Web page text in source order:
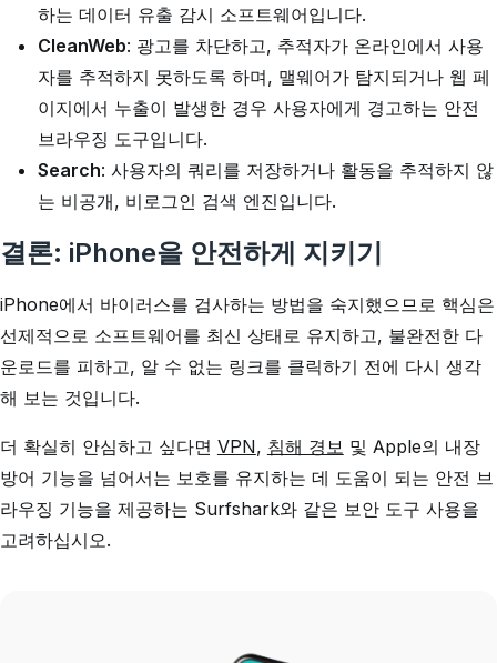
하는 데이터 유출 감시 소프트웨어입니다.
CleanWeb: 광고를 차단하고, 추적자가 온라인에서 사용
자를 추적하지 못하도록 하며, 맬웨어가 탐지되거나 웹 페
이지에서 누출이 발생한 경우 사용자에게 경고하는 안전
브라우징 도구입니다.
Search: 사용자의 쿼리를 저장하거나 활동을 추적하지 않
는 비공개, 비로그인 검색 엔진입니다.
결론: iPhone을 안전하게 지키기
iPhone에서 바이러스를 검사하는 방법을 숙지했으므로 핵심은
선제적으로 소프트웨어를 최신 상태로 유지하고, 불완전한 다
운로드를 피하고, 알 수 없는 링크를 클릭하기 전에 다시 생각
해 보는 것입니다.
더 확실히 안심하고 싶다면 VPN, 침해 경보 및 Apple의 내장
방어 기능을 넘어서는 보호를 유지하는 데 도움이 되는 안전 브
라우징 기능을 제공하는 Surfshark와 같은 보안 도구 사용을
고려하십시오.